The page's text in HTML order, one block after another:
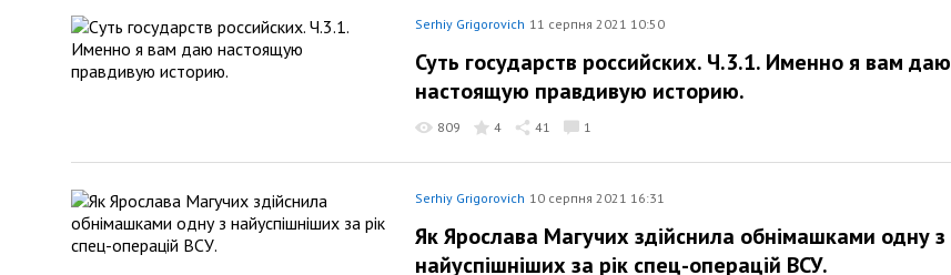
Serhiy Grigorovich 11 серпня 2021 10:50
Суть государств российских. Ч.3.1. Именно я вам даю
настоящую правдивую историю.
809 4 41 1
Serhiy Grigorovich 10 серпня 2021 16:31
Як Ярослава Магучих здійснила обнімашками одну з
найуспішніших за рік спец-операцій ВСУ.